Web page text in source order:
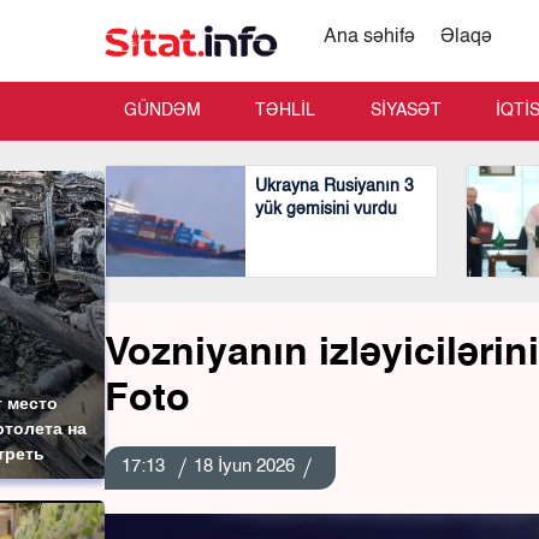
место
на
Ana səhifə Əlaqə
GÜNDƏM TƏHLİL SİYASƏT
Ukrayna Rusiyanın 3
yük gəmisini vurdu
Vozniyanın
Foto
17:13 18 İyun 2026